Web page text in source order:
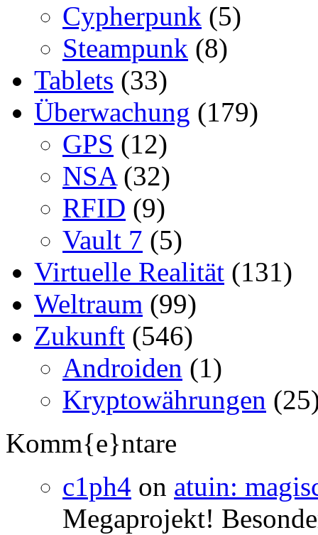
Cypherpunk (5)
Steampunk (8)
Tablets (33)
Überwachung (179)
GPS (12)
NSA(32)
RFID (9)
Vault 7 (5)
Virtuelle Realität (131)
Weltraum (99)
Zukunft (546)
Androiden (1)
Kryptowährungen
Komm{e}ntare
c1ph4 on atuin:
Megaprojekt!